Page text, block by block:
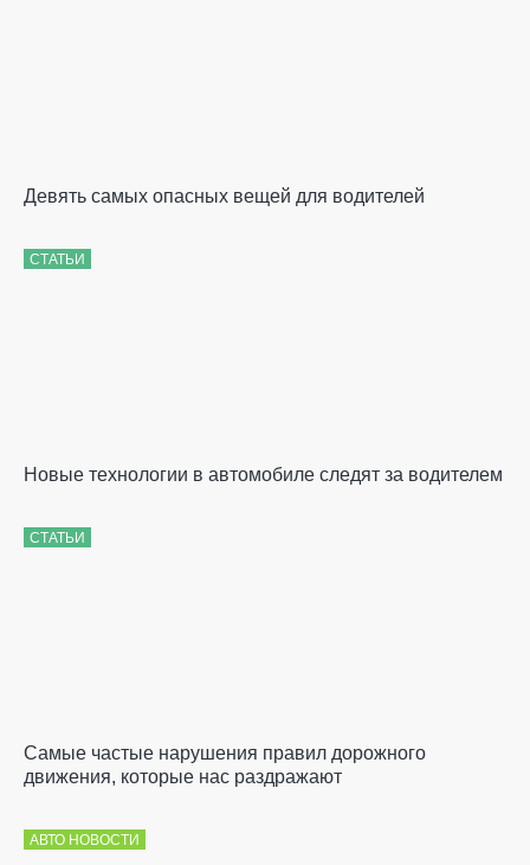
Девять самых опасных вещей для водителей
СТАТЬИ
Новые технологии в автомобиле следят за водителем
СТАТЬИ
Самые частые нарушения правил дорожного
движения, которые нас раздражают
АВТО НОВОСТИ